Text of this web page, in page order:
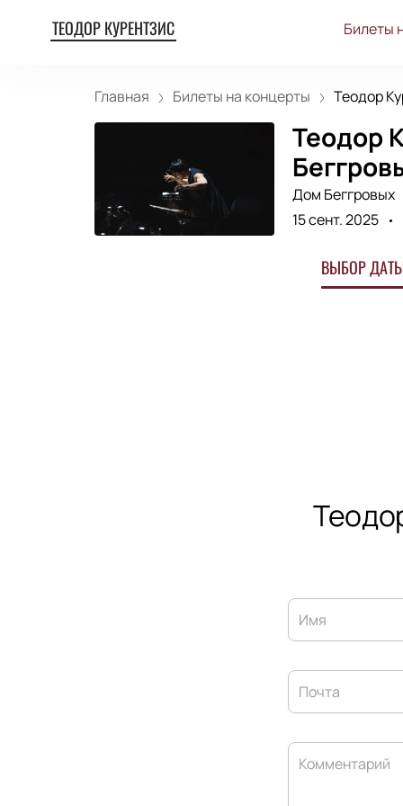
ТЕОДОР КУРЕНТЗИС Билеты
Главная Билеты на концерты Теодор
Теодор
Дом Беггровых
15 сент. 2025
ВЫБОР
Имя
Почта
Комментарий